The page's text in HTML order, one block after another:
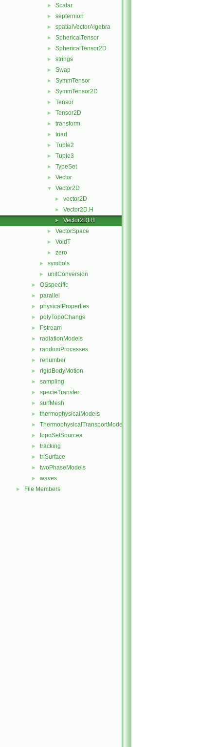
► Scalar
► septernion
► spatialVectorAlgebra
► SphericalTensor
► SphericalTensor2D
► strings
► Swap
► SymmTensor
► SymmTensor2D
► Tensor
► Tensor2D
► transform
► triad
► Tuple2
► Tuple3
► TypeSet
► Vector
▼ Vector2D
► vector2D
► Vector2D.H
► Vector2DI.H
► VectorSpace
► VoidT
► zero
► symbols
► unitConversion
► OSspecific
► parallel
► physicalProperties
► polyTopoChange
► Pstream
► radiationModels
► randomProcesses
► renumber
► rigidBodyMotion
► sampling
► specieTransfer
► surfMesh
► thermophysicalModels
► ThermophysicalTransportModels
► topoSetSources
► tracking
► triSurface
► twoPhaseModels
► waves
► File Members